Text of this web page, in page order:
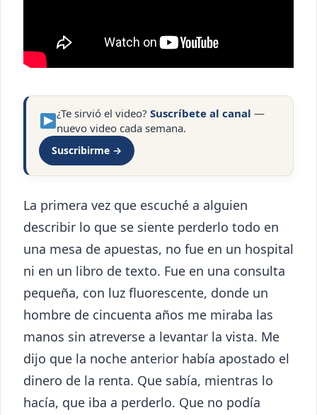
¿Te sirvió el video?Suscríbete al canal —
nuevo video cada semana.
Suscribirme →
La primera vez que escuché a alguien
describir lo que se siente perderlo todo en
una mesa de apuestas, no fue en un hospital
ni en un libro de texto. Fue en una consulta
pequeña, con luz fluorescente, donde un
hombre de cincuenta años me miraba las
manos sin atreverse a levantar la vista. Me
dijo que la noche anterior había apostado el
dinero de la renta. Que sabía, mientras lo
hacía, que iba a perderlo. Que no podía